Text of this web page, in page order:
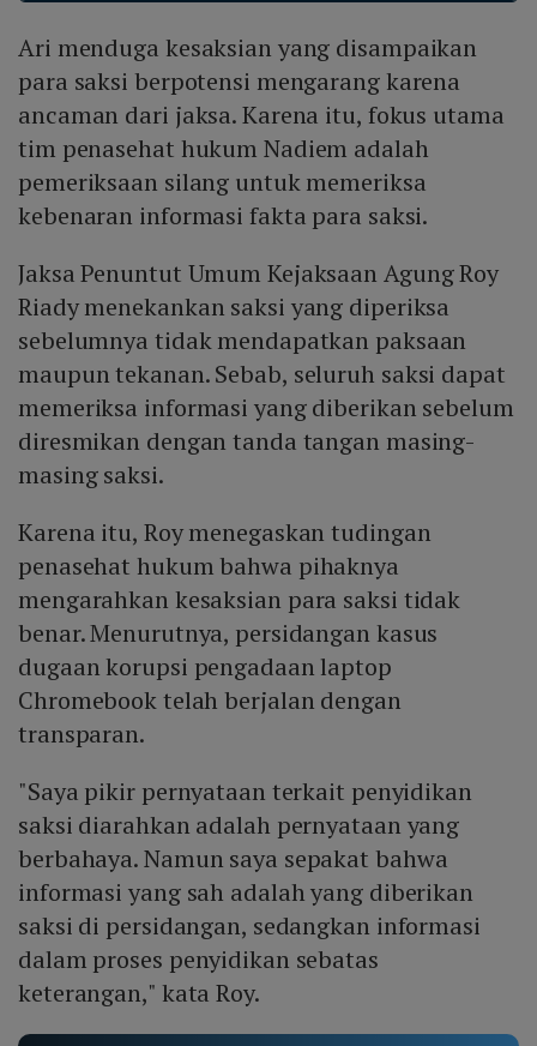
sidang, hasil penyidikan kejaksaan, serta menegaskan
bahwa saksi harus memberikan keterangan yang
dialami secara langsung.
Ari menduga kesaksian yang disampaikan
para saksi berpotensi mengarang karena
ancaman dari jaksa. Karena itu, fokus utama
tim penasehat hukum Nadiem adalah
pemeriksaan silang untuk memeriksa
kebenaran informasi fakta para saksi.
Jaksa Penuntut Umum Kejaksaan Agung Roy
Riady menekankan saksi yang diperiksa
sebelumnya tidak mendapatkan paksaan
maupun tekanan. Sebab, seluruh saksi dapat
memeriksa informasi yang diberikan sebelum
diresmikan dengan tanda tangan masing-
masing saksi.
Karena itu, Roy menegaskan tudingan
penasehat hukum bahwa pihaknya
mengarahkan kesaksian para saksi tidak
benar. Menurutnya, persidangan kasus
dugaan korupsi pengadaan laptop
Chromebook telah berjalan dengan
transparan.
"Saya pikir pernyataan terkait penyidikan
saksi diarahkan adalah pernyataan yang
berbahaya. Namun saya sepakat bahwa
informasi yang sah adalah yang diberikan
saksi di persidangan, sedangkan informasi
dalam proses penyidikan sebatas
keterangan," kata Roy.